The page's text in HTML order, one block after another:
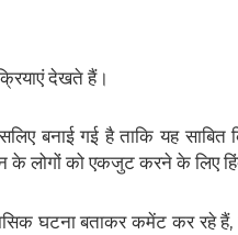
देखते हैं।
बनाई गई है ताकि यह
के लोगों को एकजुट करने के लिए
घटना बताकर कमेंट कर रहे